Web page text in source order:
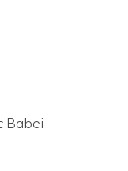
Babei